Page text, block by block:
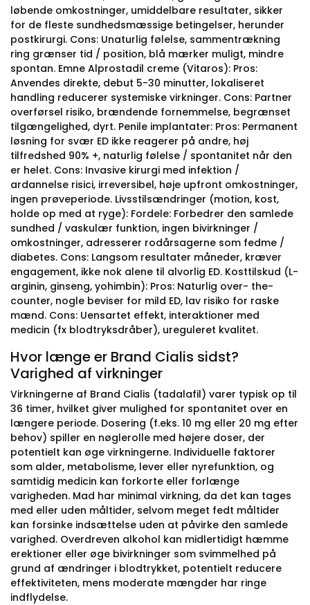
løbende omkostninger, umiddelbare resultater, sikker
for de fleste sundhedsmæssige betingelser, herunder
postkirurgi. Cons: Unaturlig følelse, sammentrækning
ring grænser tid / position, blå mærker muligt, mindre
spontan. Emne Alprostadil creme (Vitaros): Pros:
Anvendes direkte, debut 5-30 minutter, lokaliseret
handling reducerer systemiske virkninger. Cons: Partner
overførsel risiko, brændende fornemmelse, begrænset
tilgængelighed, dyrt. Penile implantater: Pros: Permanent
løsning for svær ED ikke reagerer på andre, høj
tilfredshed 90% +, naturlig følelse / spontanitet når den
er helet. Cons: Invasive kirurgi med infektion /
ardannelse risici, irreversibel, høje upfront omkostninger,
ingen prøveperiode. Livsstilsændringer (motion, kost,
holde op med at ryge): Fordele: Forbedrer den samlede
sundhed / vaskulær funktion, ingen bivirkninger /
omkostninger, adresserer rodårsagerne som fedme /
diabetes. Cons: Langsom resultater måneder, kræver
engagement, ikke nok alene til alvorlig ED. Kosttilskud (L-
arginin, ginseng, yohimbin): Pros: Naturlig over- the-
counter, nogle beviser for mild ED, lav risiko for raske
mænd. Cons: Uensartet effekt, interaktioner med
medicin (fx blodtryksdråber), ureguleret kvalitet.
Hvor længe er Brand Cialis sidst?
Varighed af virkninger
Virkningerne af Brand Cialis (tadalafil) varer typisk op til
36 timer, hvilket giver mulighed for spontanitet over en
længere periode. Dosering (f.eks. 10 mg eller 20 mg efter
behov) spiller en nøglerolle med højere doser, der
potentielt kan øge virkningerne. Individuelle faktorer
som alder, metabolisme, lever eller nyrefunktion, og
samtidig medicin kan forkorte eller forlænge
varigheden. Mad har minimal virkning, da det kan tages
med eller uden måltider, selvom meget fedt måltider
kan forsinke indsættelse uden at påvirke den samlede
varighed. Overdreven alkohol kan midlertidigt hæmme
erektioner eller øge bivirkninger som svimmelhed på
grund af ændringer i blodtrykket, potentielt reducere
effektiviteten, mens moderate mængder har ringe
indflydelse.